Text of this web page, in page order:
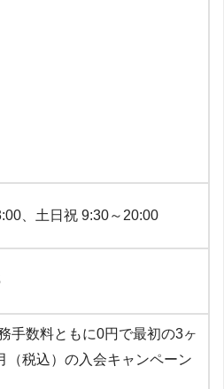
、土日祝 9:30～20:00
手数料ともに0円で最初の3ヶ
（税込）の入会キャンペーン